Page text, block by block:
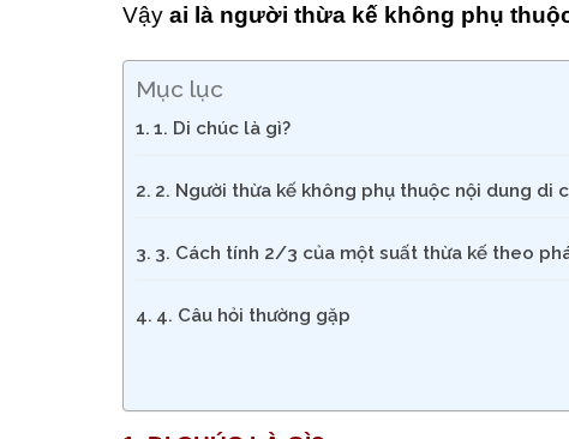
Vậy ai là người thừa kế không phụ
Mục lục
1. Di chúc là gì?
2. Người thừa kế không phụ thuộc nội dung di
3. Cách tính 2/3 của một suất thừa kế theo
4. Câu hỏi thường gặp